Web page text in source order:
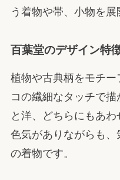
う着物や帯、小物を展
百葉堂のデザイン特
植物や古典柄をモチ
コの繊細なタッチで
と洋、どちらにもあわ
色気がありながらも
の着物です。